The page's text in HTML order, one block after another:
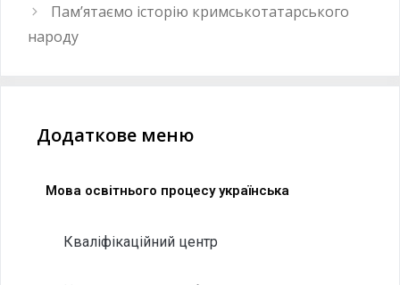
Пам’ятаємо історію кримськотатарського
народу
Додаткове меню
Мова освітнього процесу українська
Кваліфікаційний центр